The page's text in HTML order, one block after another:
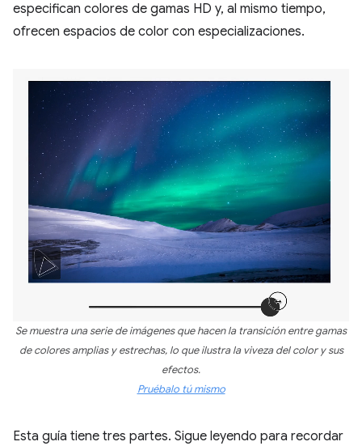
especifican colores de gamas HD y, al mismo tiempo,
ofrecen espacios de color con especializaciones.
Se muestra una serie de imágenes que hacen la transición entre gamas
de colores amplias y estrechas, lo que ilustra la viveza del color y sus
efectos.
Pruébalo tú mismo
Esta guía tiene tres partes. Sigue leyendo para recordar